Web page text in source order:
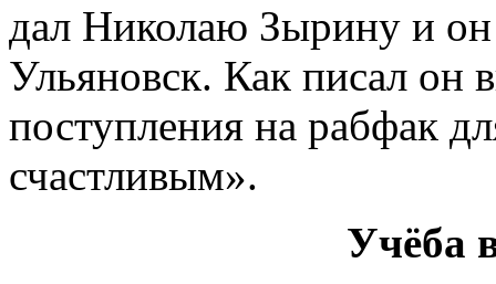
дал Николаю Зырину и он
Ульяновск. Как писал он
поступления на рабфак
счастливым».
Учёба